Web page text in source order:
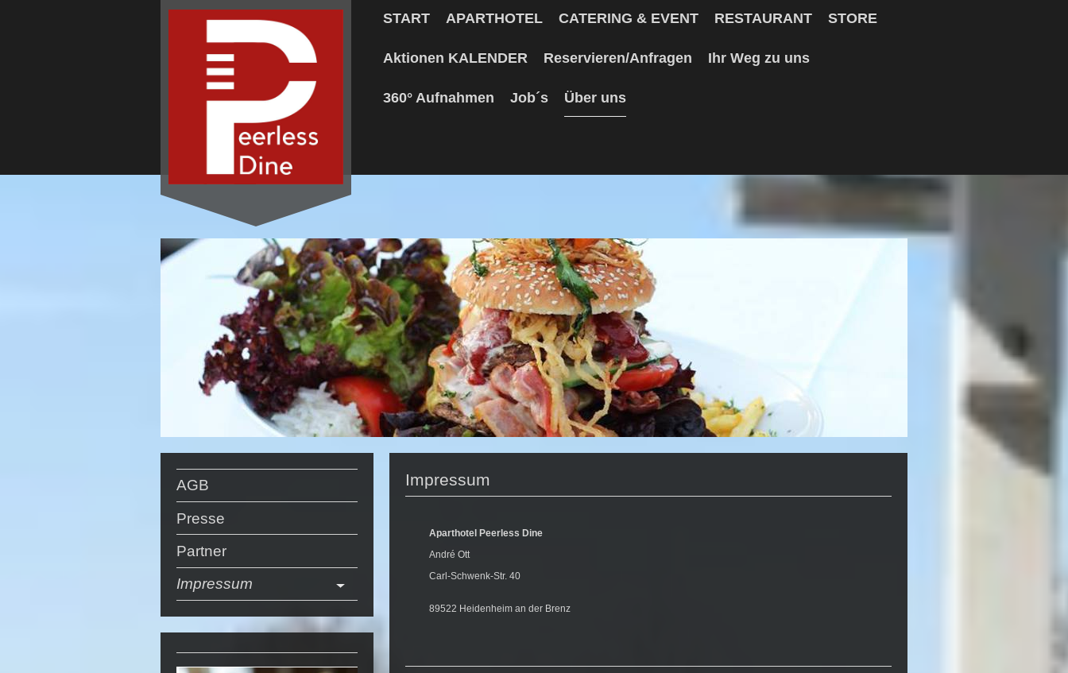
START APARTHOTEL CATERING & EVENT RESTAURANT STORE
Aktionen KALENDER Reservieren/Anfragen Ihr Weg zu uns
360° Aufnahmen Job´s Über uns
Impressum
Aparthotel Peerless Dine
André Ott
Carl-Schwenk-Str. 40
89522 Heidenheim an der Brenz
AGB
Presse
Partner
Impressum